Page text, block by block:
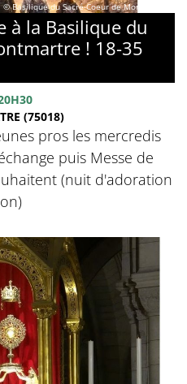
© Basilique du Sacré-Coeur de Montmartre
à la Basilique du
! 18-35
(75018)
pros les mercredis
puis Messe de
(nuit d'adoration